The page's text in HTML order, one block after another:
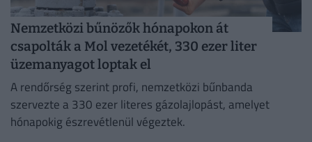
Nemzetközi bűnözők hónapokon át
csapolták a Mol vezetékét, 330 ezer liter
üzemanyagot loptak el
A rendőrség szerint profi, nemzetközi bűnbanda
szervezte a 330 ezer literes gázolajlopást, amelyet
hónapokig észrevétlenül végeztek.